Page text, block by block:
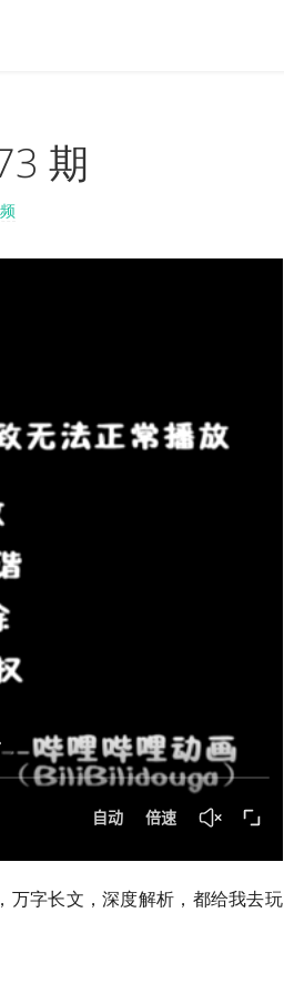
期
万字长文，深度解析，都给我去玩